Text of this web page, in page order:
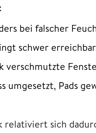
bei falscher
schwer
verschmutzte
umgesetzt, Pads
relativiert sich